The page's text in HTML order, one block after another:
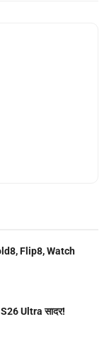
Flip8, Watch
Ultra सादर!